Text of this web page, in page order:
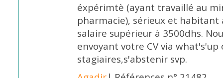
éxpérimtè (ayant travaillé au
pharmacie), sérieux et habitant
salaire supérieur à 3500dhs.
envoyant votre CV via
stagiaires,s'abstenir svp.